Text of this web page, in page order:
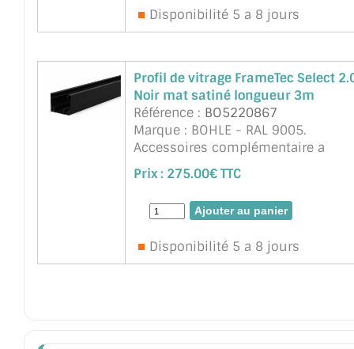
Disponibilité 5 a 8 jours
Profil de vitrage FrameTec Select
Noir mat satiné longueur 3m
Référence : BO5220867
Marque : BOHLE - RAL 9005.
Accessoires complémentaire a
commander : Equerres, joints selon
l'épaisseur de vitrage. L'installation
sûre et confortable peut être
en comb ...suite
Prix : 275.00€ TTC
Disponibilité 5 a 8 jours